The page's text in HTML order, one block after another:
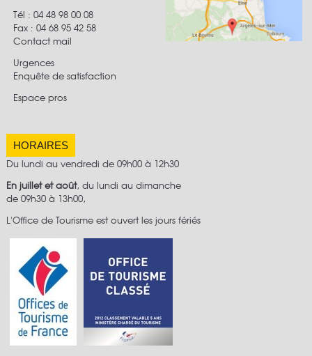
Tél : 04 48 98 00 08
Fax : 04 68 95 42 58
Contact mail
Urgences
Enquête de satisfaction
Espace pros
HORAIRES
Du lundi au vendredi de 09h00 à 12h30
En juillet et août, du lundi au dimanche
de 09h30 à 13h00,
L'Office de Tourisme est ouvert les jours fériés